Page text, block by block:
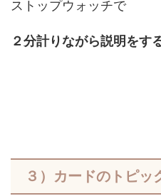
ストップウォッチで
２分計りながら説明をす
３）カードのトピッ